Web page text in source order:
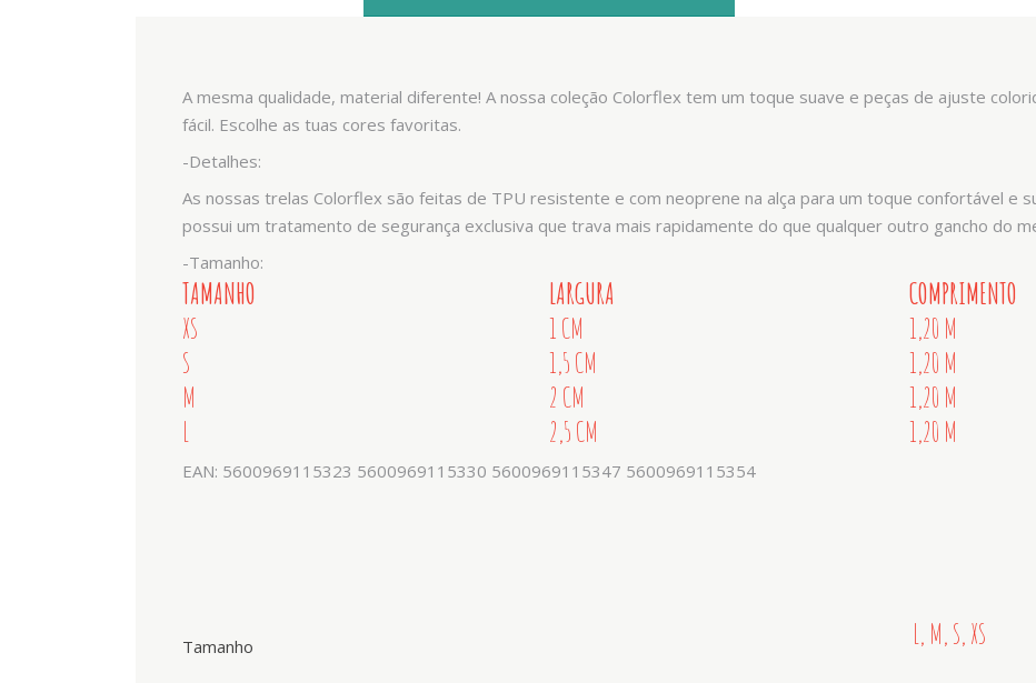
A mesma qualidade, material diferente! A nossa coleção Colorflex tem um toque suave e peças de ajuste
fácil. Escolhe as tuas cores favoritas.
-Detalhes:
As nossas trelas Colorflex são feitas de TPU resistente e com neoprene na alça para um toque confortável e
possui um tratamento de segurança exclusiva que trava mais rapidamente do que qualquer outro gancho do
-Tamanho:
TAMANHO LARGURA
COMPRIMENTO
XS
1 CM
1,20 M
S
1,5 CM
1,20 M
M
2 CM
1,20 M
L
2,5 CM 1,20 M
EAN: 5600969115323 5600969115330 5600969115347 5600969115354
Tamanho L, M, S, XS